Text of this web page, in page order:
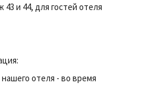
и 44, для гостей отеля
отеля - во время